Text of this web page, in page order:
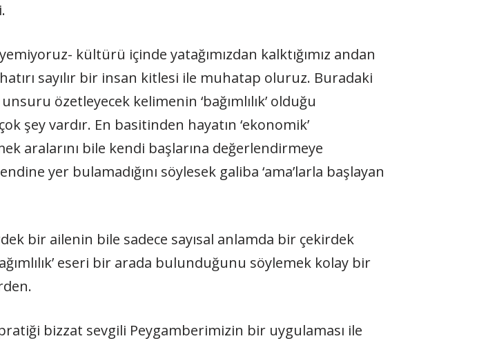
kültürü içinde yatağımızdan kalktığımız andan
sayılır bir insan kitlesi ile muhatap oluruz. Buradaki
özetleyecek kelimenin ‘bağımlılık’ olduğu
şey vardır. En basitinden hayatın ‘ekonomik’
aralarını bile kendi başlarına değerlendirmeye
yer bulamadığını söylesek galiba ‘ama’larla başlayan
bir ailenin bile sadece sayısal anlamda bir çekirdek
eseri bir arada bulunduğunu söylemek kolay bir
bizzat sevgili Peygamberimizin bir uygulaması ile